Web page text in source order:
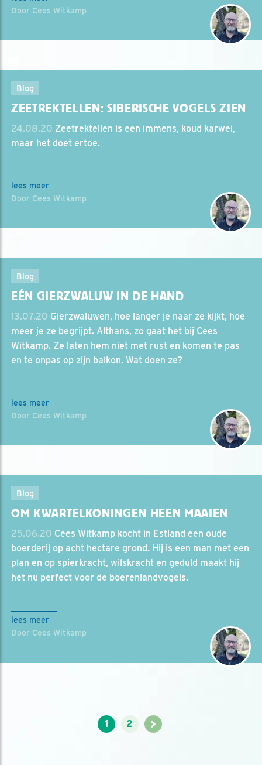
Door Cees Witkamp
Blog
ZEETREKTELLEN: SIBERISCHE VOGELS ZIEN
24.08.20 Zeetrektellen is een immens, koud karwei,
maar het doet ertoe.
lees meer
Door Cees Witkamp
Blog
EÉN GIERZWALUW IN DE HAND
13.07.20 Gierzwaluwen, hoe langer je naar ze kijkt, hoe
meer je ze begrijpt. Althans, zo gaat het bij Cees
Witkamp. Ze laten hem niet met rust en komen te pas
en te onpas op zijn balkon. Wat doen ze?
lees meer
Door Cees Witkamp
Blog
OM KWARTELKONINGEN HEEN MAAIEN
25.06.20 Cees Witkamp kocht in Estland een oude
boerderij op acht hectare grond. Hij is een man met een
plan en op spierkracht, wilskracht en geduld maakt hij
het nu perfect voor de boerenlandvogels.
lees meer
Door Cees Witkamp
1 2 >